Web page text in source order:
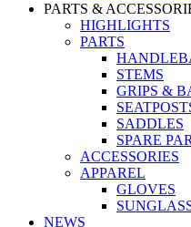
PARTS &
HIGHLIGHTS
PARTS
STEMS
GRIPS &
SADDLES
SPARE
ACCESSORIES
APPAREL
GLOVES
NEWS